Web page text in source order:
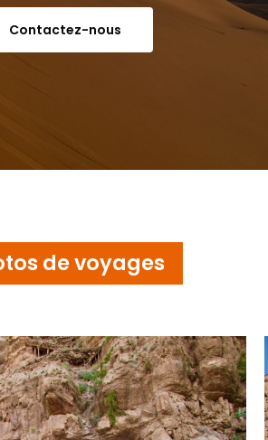
Contactez-nous
de voyages